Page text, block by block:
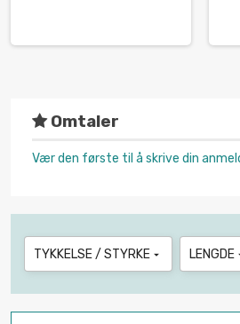
Omtaler
Vær den første til å skrive din
TYKKELSE / STYRKE  LENGDE